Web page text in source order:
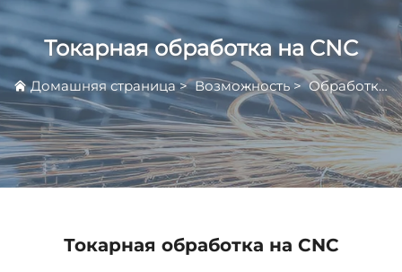
Токарная обработка на CNC
Домашняя страница>Возможность>Обработка Точением
Токарная обработка на CNC